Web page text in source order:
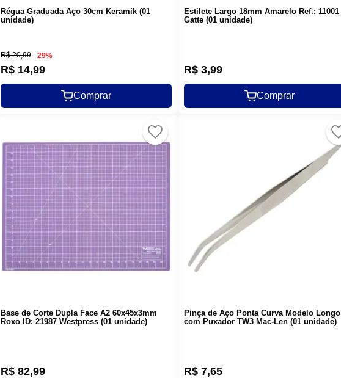
Régua Graduada Aço 30cm Keramik (01
unidade)
R$ 20,99 29%
R$ 14,99
Comprar
Estilete Largo 18mm Amarelo Ref.: 11001
Gatte (01 unidade)
R$ 3,99
Comprar
Base de Corte Dupla Face A2 60x45x3mm
Roxo ID: 21987 Westpress (01 unidade)
R$ 82,99
Pinça de Aço Ponta Curva Modelo Longo
com Puxador TW3 Mac-Len (01 unidade)
R$ 7,65